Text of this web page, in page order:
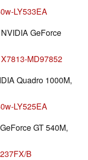
LY533EA
GeForce
MD97852
Quadro 1000M,
LY525EA
GT 540M,
B